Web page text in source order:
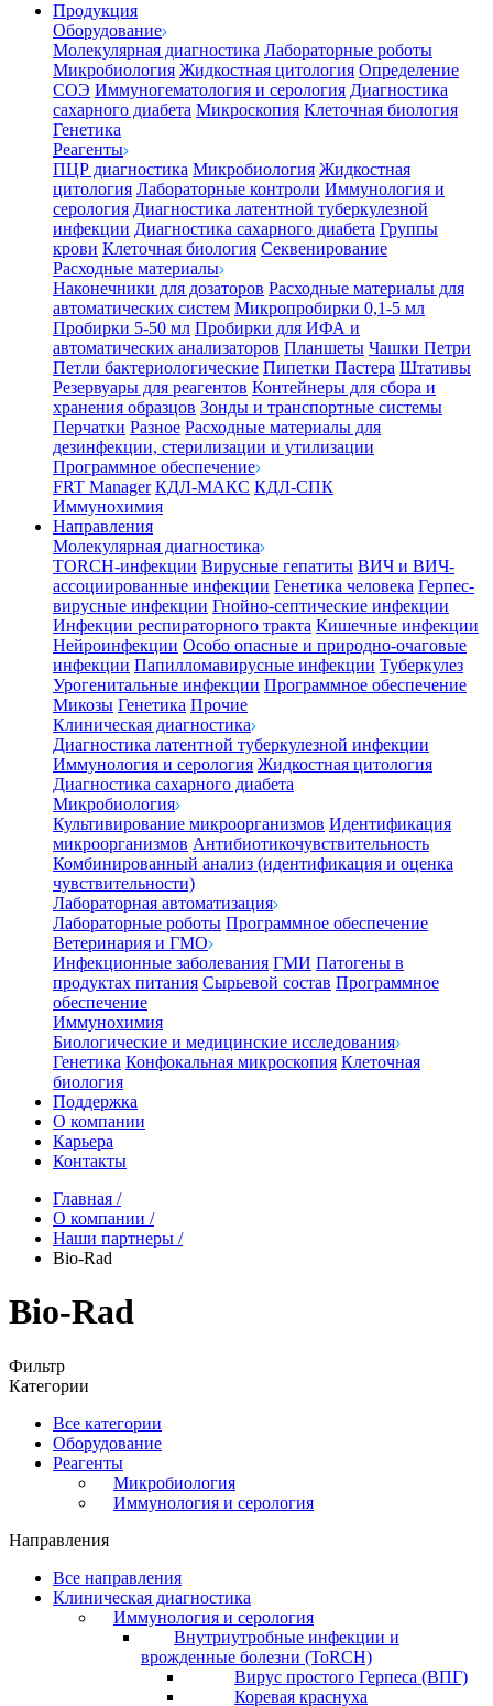
Продукция
Оборудование
Молекулярная диагностика Лабораторные роботы
Микробиология Жидкостная цитология Определение
СОЭ Иммуногематология и серология Диагностика
сахарного диабета Микроскопия Клеточная биология
Генетика
Реагенты
ПЦР диагностика Микробиология Жидкостная
цитология Лабораторные контроли Иммунология и
серология Диагностика латентной туберкулезной
инфекции Диагностика сахарного диабета Группы
крови Клеточная биология Секвенирование
Расходные материалы
Наконечники для дозаторов Расходные материалы для
автоматических систем Микропробирки 0,1-5 мл
Пробирки 5-50 мл Пробирки для ИФА и
автоматических анализаторов Планшеты Чашки Петри
Петли бактериологические Пипетки Пастера Штативы
Резервуары для реагентов Контейнеры для сбора и
хранения образцов Зонды и транспортные системы
Перчатки Разное Расходные материалы для
дезинфекции, стерилизации и утилизации
Программное обеспечение
FRT Manager КДЛ-МАКС КДЛ-СПК
Иммунохимия
Направления
Молекулярная диагностика
TORCH-инфекции Вирусные гепатиты ВИЧ и ВИЧ-
ассоциированные инфекции Генетика человека Герпес-
вирусные инфекции Гнойно-септические инфекции
Инфекции респираторного тракта Кишечные инфекции
Нейроинфекции Особо опасные и природно-очаговые
инфекции Папилломавирусные инфекции Туберкулез
Урогенитальные инфекции Программное обеспечение
Микозы Генетика Прочие
Клиническая диагностика
Диагностика латентной туберкулезной инфекции
Иммунология и серология Жидкостная цитология
Диагностика сахарного диабета
Микробиология
Культивирование микроорганизмов Идентификация
микроорганизмов Антибиотикочувствительность
Комбинированный анализ (идентификация и оценка
чувствительности)
Лабораторная автоматизация
Лабораторные роботы Программное обеспечение
Ветеринария и ГМО
Инфекционные заболевания ГМИ Патогены в
продуктах питания Сырьевой состав Программное
обеспечение
Иммунохимия
Биологические и медицинские исследования
Генетика Конфокальная микроскопия Клеточная
биология
Поддержка
О компании
Карьера
Контакты
Главная /
О компании /
Наши партнеры /
Bio-Rad
Bio-Rad
Фильтр
Категории
Все категории
Оборудование
Реагенты
Микробиология
Иммунология и серология
Направления
Все направления
Клиническая диагностика
Иммунология и серология
Внутриутробные инфекции и
врожденные болезни (ToRCH)
Вирус простого Герпеса (ВПГ)
Коревая краснуха